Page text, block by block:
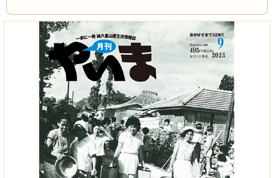
2024年8月号特集「60年前の八重山(続)」